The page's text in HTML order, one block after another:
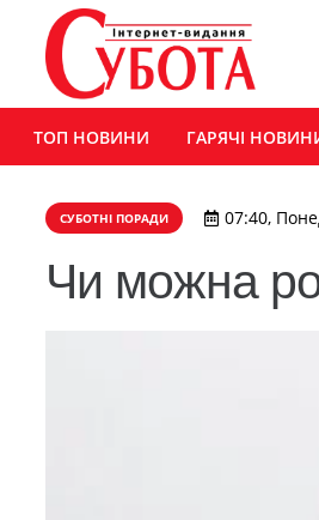
ТОП НОВИНИ ГАРЯЧІ
СУБОТНІ ПОРАДИ 07:40,
Чи можна